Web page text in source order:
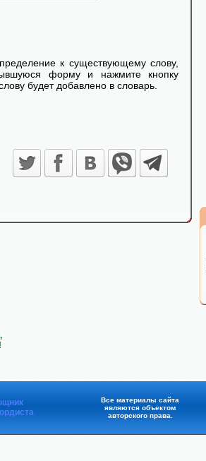
к существующему слову,
форму и нажмите кнопку
будет добавлено в словарь.
Все материалы сайта
являются объектом
авторского права.